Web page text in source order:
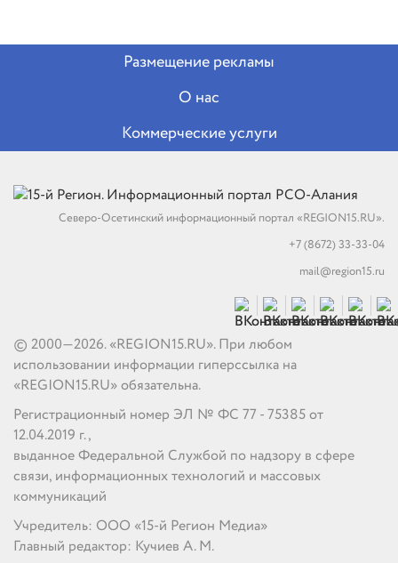
Размещение рекламы
О нас
Коммерческие услуги
Северо-Осетинский информационный портал «REGION15.RU».
+7 (8672) 33-33-04
mail@region15.ru
© 2000—2026. «REGION15.RU». При любом
использовании информации гиперссылка на
«REGION15.RU» обязательна.
Регистрационный номер ЭЛ № ФС 77 - 75385 от
12.04.2019 г.,
выданное Федеральной Службой по надзору в сфере
связи, информационных технологий и массовых
коммуникаций
Учредитель: ООО «15-й Регион Медиа»
Главный редактор: Кучиев А. М.